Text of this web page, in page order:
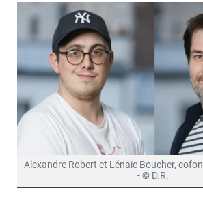
Alexandre Robert et Lénaïc Boucher,
- © D.R.